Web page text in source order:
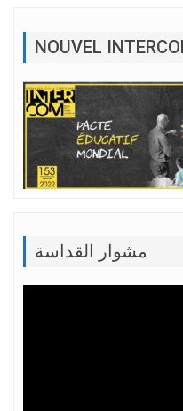
NOUVEL
مشوار القداسة